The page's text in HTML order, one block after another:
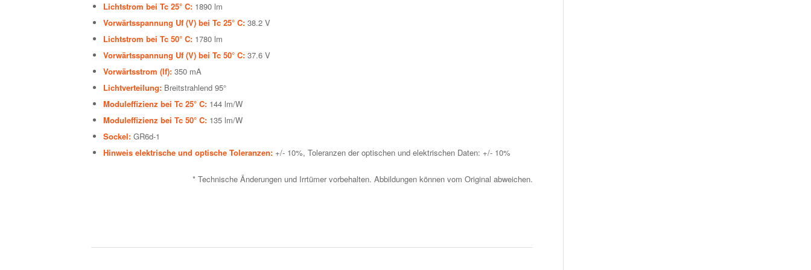
Lichtstrom bei Tc 25° C: 1890 lm
Vorwärtsspannung Uf (V) bei Tc 25° C: 38.2 V
Lichtstrom bei Tc 50° C: 1780 lm
Vorwärtsspannung Uf (V) bei Tc 50° C: 37.6 V
Vorwärtsstrom (lf): 350 mA
Lichtverteilung: Breitstrahlend 95°
Moduleffizienz bei Tc 25° C: 144 lm/W
Moduleffizienz bei Tc 50° C: 135 lm/W
Sockel: GR6d-1
Hinweis elektrische und optische Toleranzen: +/- 10%, Toleranzen der optischen und elektrischen Daten: +/- 10%
* Technische Änderungen und Irrtümer vorbehalten. Abbildungen können vom Original abweichen.